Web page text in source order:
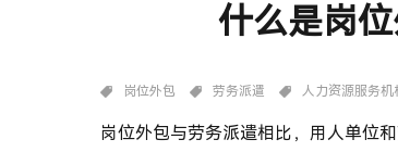
什么是岗
岗位外包 劳务派遣 人力资源服务机
岗位外包与劳务派遣相比，用人单位